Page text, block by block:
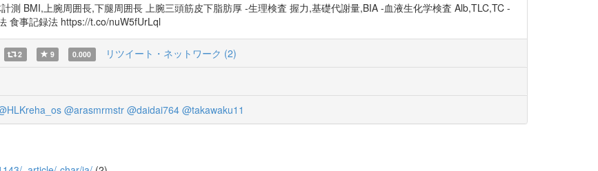
測 BMI,上腕周囲長,下腿周囲長 上腕三頭筋皮下脂肪厚 -生理検査 握力,基礎代謝量,BIA -血液生化学検査 Alb,TLC,TC -
食事記録法 https://t.co/nuW5fUrLql
2 9 0.000 リツイート・ネットワーク (2)
@arasmrmstr @daidai764 @takawaku11